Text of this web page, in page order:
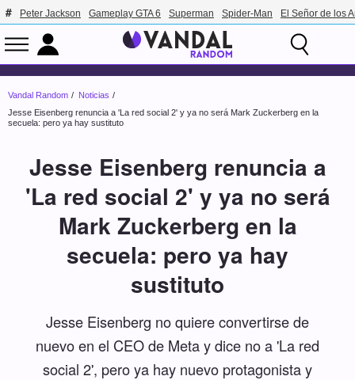
Peter Jackson Gameplay GTA 6 Superman Spider-Man El Señor de los
Vandal Random
Noticias
Jesse Eisenberg renuncia a 'La red social 2' y ya no será Mark Zuckerberg en la
secuela: pero ya hay sustituto
Jesse Eisenberg renuncia a
'La red social 2' y ya no será
Mark Zuckerberg en la
secuela: pero ya hay
sustituto
Jesse Eisenberg no quiere convertirse de
nuevo en el CEO de Meta y dice no a 'La red
social 2', pero ya hay nuevo protagonista y